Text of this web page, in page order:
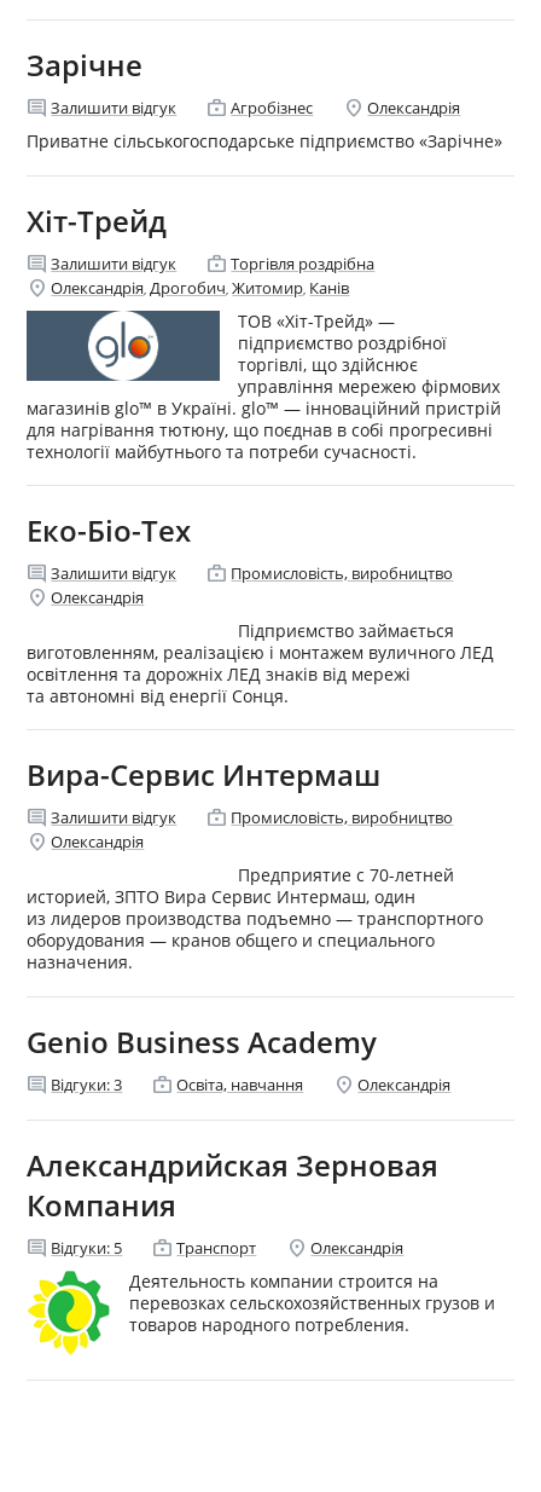
Зарічне
comment Залишити відгук enterprise Агробізнес location_on Олександрія
Приватне сільськогосподарське підприємство «Зарічне»
Хіт-Трейд
comment Залишити відгук enterprise Торгівля роздрібна
location_on Олександрія Дрогобич ,Житомир Канів
ТОВ «Хіт-Трейд» —
підприємство роздрібної
торгівлі, що здійснює
управління мережею фірмових
магазинів glo™ в Україні. glo™ — інноваційний пристрій
для нагрівання тютюну, що поєднав в собі прогресивні
технології майбутнього та потреби сучасності.
Еко-Біо-Тех
comment Залишити відгук enterprise Промисловість, виробництво
location_on Олександрія
Підприємство займається
виготовленням, реалізацією і монтажем вуличного ЛЕД
освітлення та дорожніх ЛЕД знаків від мережі
та автономні від енергії Сонця.
Вира-Сервис Интермаш
comment Залишити відгук enterprise Промисловість, виробництво
location_on Олександрія
Предприятие с 70-летней
историей, ЗПТО Вира Сервис Интермаш, один
из лидеров производства подъемно — транспортного
оборудования — кранов общего и специального
назначения.
Genio Business Academy
comment Відгуки:3 enterprise Освіта, навчання location_on Олександрія
Александрийская Зерновая
Компания
comment Відгуки: 5 enterprise Транспорт location_on Олександрія
Деятельность компании строится на
перевозках сельскохозяйственных грузов и
товаров народного потребления.